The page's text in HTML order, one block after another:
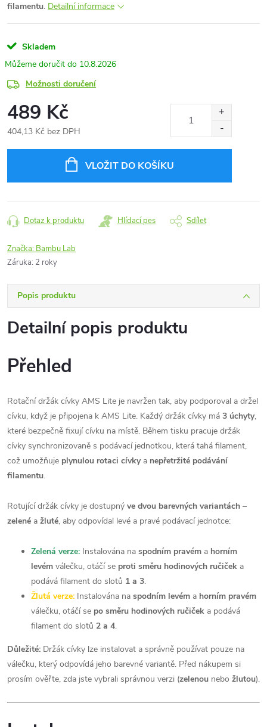
filamentu. Detailní informace
Skladem
10.8.2026
Možnosti doručení
489 Kč
404,13 Kč bez DPH
VLOŽIT DO KOŠÍKU
Dotaz k produktu Hlídací pes Sdílet
Značka: Bambu Lab
Záruka: 2 roky
Popis produktu
Detailní popis produktu
Přehled
Rotační držák cívky AMS Lite je navržen tak, aby podporoval a držel
cívku, když je připojena k AMS Lite. Každý držák cívky má 3 úchyty,
které bezpečně fixují cívku na místě. Během tisku pracuje držák
cívky synchronizovaně s podávací jednotkou, která tahá filament,
což umožňuje plynulou rotaci cívkya nepřetržité podávání
filamentu.
Rotující držák cívky je dostupný ve dvou barevných variantách –
zelené a žluté, aby odpovídal levé a pravé podávací jednotce:
Zelená verze: Instalována na spodním pravém a horním
levém válečku, otáčí se proti směru hodinových ručiček a
podává filament do slotů 1 a 3.
Žlutá verze: Instalována na spodním levém a horním pravém
válečku, otáčí se po směru hodinových ručiček a podává
filament do slotů 2 a 4.
Důležité: Držák cívky lze instalovat a správně používat pouze na
válečku, který odpovídá jeho barevné variantě. Před nákupem si
prosím ověřte, zda jste vybrali správnou verzi (zelenou nebo žlutou).